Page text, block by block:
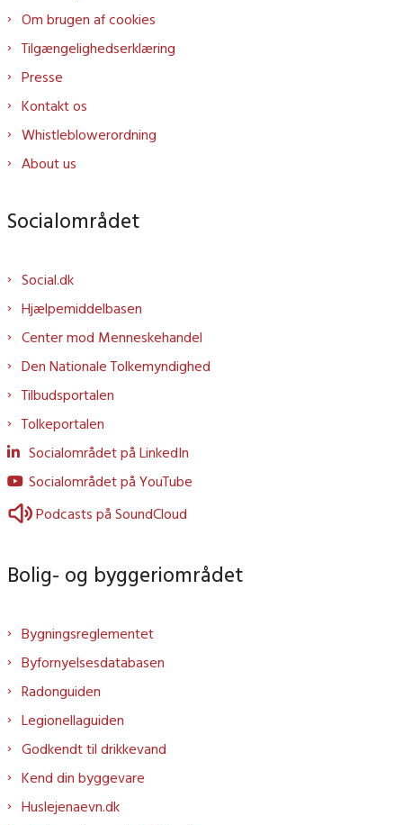
Om brugen af cookies
Tilgængelighedserklæring
Presse
Kontakt os
Whistleblowerordning
About us
Socialområdet
Social.dk
Hjælpemiddelbasen
Center mod Menneskehandel
Den Nationale Tolkemyndighed
Tilbudsportalen
Tolkeportalen
Socialområdet på LinkedIn
Socialområdet på YouTube
Podcasts på SoundCloud
Bolig- og byggeriområdet
Bygningsreglementet
Byfornyelsesdatabasen
Radonguiden
Legionellaguiden
Godkendt til drikkevand
Kend din byggevare
Huslejenaevn.dk